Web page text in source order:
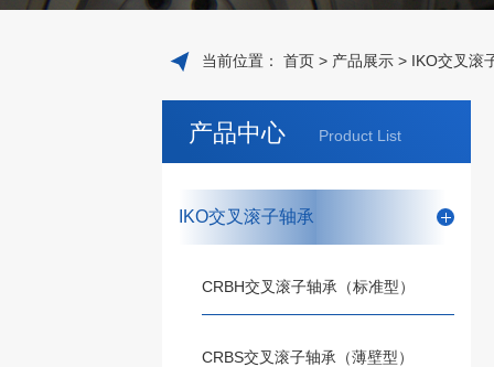
当前位置： 首页> 产品展示> IKO交叉滚
产品中心 Product List
IKO交叉滚子轴承
CRBH交叉滚子轴承（标准型）
CRBS交叉滚子轴承（薄壁型）